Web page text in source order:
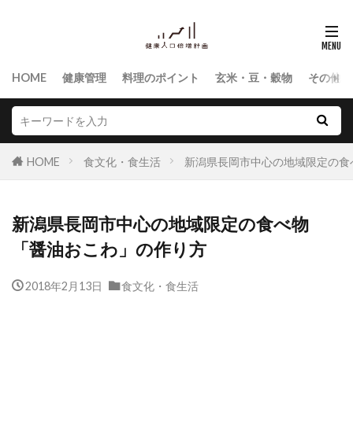
HOME 健康管理 料理のポイント 玄米・豆・穀物 その他
HOME 食文化・食生活 新潟県長岡市中心の地域限定の
新潟県長岡市中心の地域限定の食べ物
「醤油おこわ」の作り方
2018年2月13日 食文化・食生活